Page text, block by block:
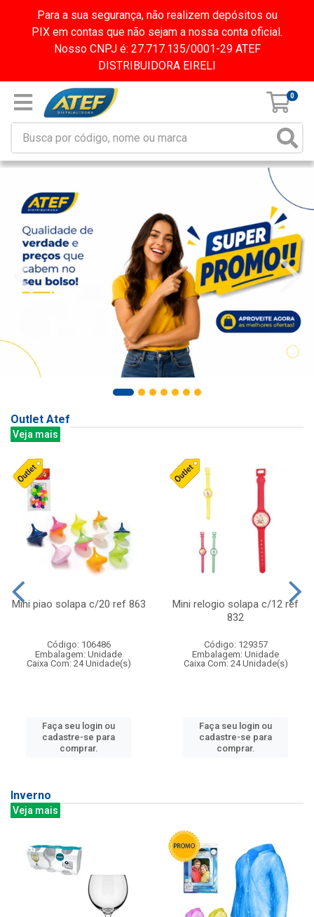
Para a sua segurança, não realizem depósitos ou
PIX em contas que não sejam a nossa conta oficial.
Nosso CNPJ é: 27.717.135/0001-29 ATEF
DISTRIBUIDORA EIRELI
0
Outlet Atef
Veja mais
Mini piao solapa c/20 ref 863
Código: 106486
Embalagem: Unidade
Caixa Com: 24 Unidade(s)
Faça seu login ou
cadastre-se para
comprar.
Mini relogio solapa c/12 ref
832
Código: 129357
Embalagem: Unidade
Caixa Com: 24 Unidade(s)
Faça seu login ou
cadastre-se para
comprar.
Inverno
Veja mais